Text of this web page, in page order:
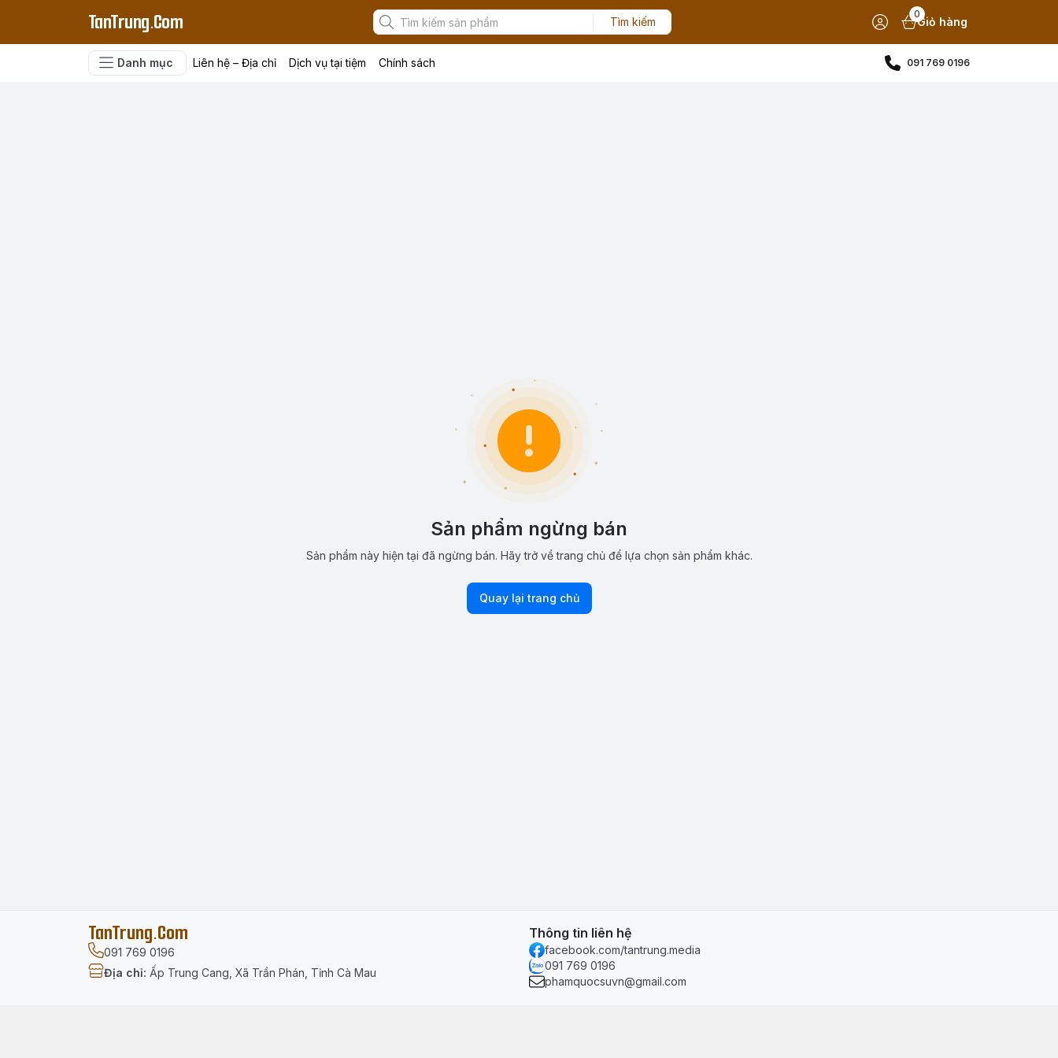
TanTrung.Com Tìm kiếm
0
Giỏ hàng
Danh mục Liên hệ – Địa chỉ Dịch vụ tại tiệm Chính sách 091 769 0196
Sản phẩm ngừng bán
Sản phẩm này hiện tại đã ngừng bán. Hãy trở về trang chủ để lựa chọn sản phẩm khác.
Quay lại trang chủ
TanTrung.Com
091 769 0196
Địa chỉ: Ấp Trung Cang, Xã Trần Phán, Tỉnh Cà Mau
Thông tin liên hệ
facebook.com/tantrung.media
091 769 0196
phamquocsuvn@gmail.com